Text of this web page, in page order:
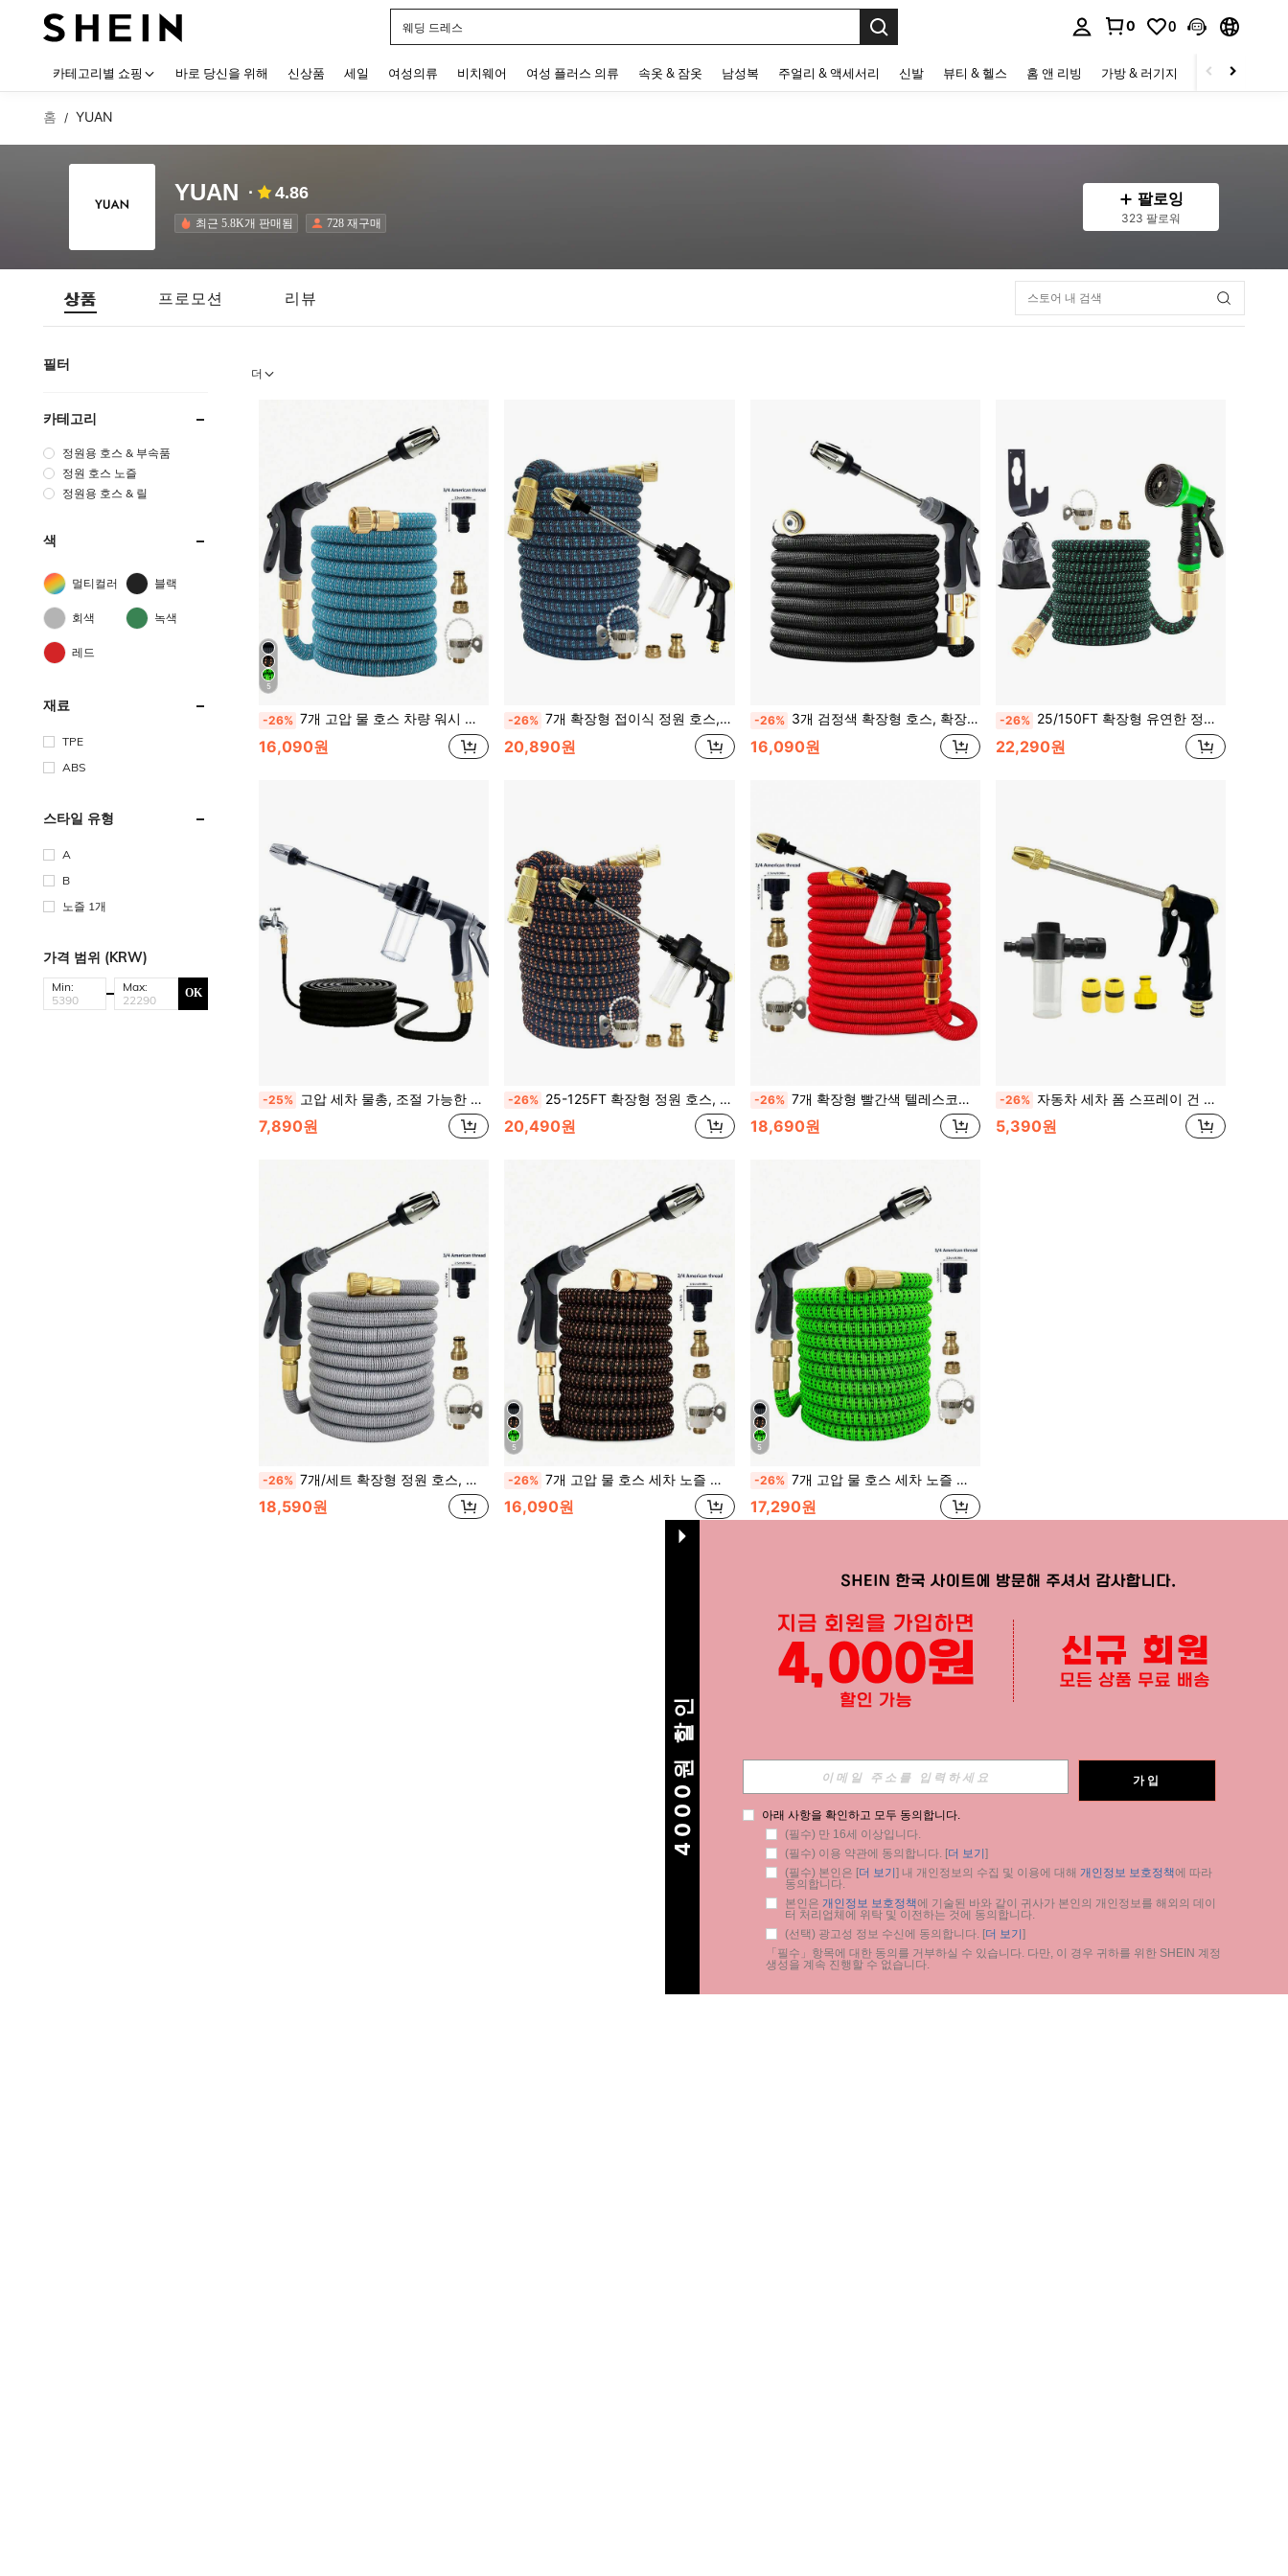
웨딩 드레스
0 0
카테고리별 쇼핑 바로 당신을 위해 신상품 세일 여성의류 비치웨어 여성 플러스 의류 속옷 & 잠옷 남성복 주얼리 & 액세서리 신발 뷰티 & 헬스 홈 앤 리빙 가방 & 러기지 스포츠 & 아웃
홈 / YUAN
YUAN 4.86
최근 5.8K개 판매됨 728 재구매
팔로잉
323 팔로워
상품 프로모션 리뷰
필터
카테고리
정원용 호스 & 부속품
정원 호스 노즐
정원용 호스 & 릴
색
멀티컬러 블랙
회색 녹색
레드
재료
TPE
ABS
스타일 유형
A
B
노즐 1개
가격 범위 (KRW)
Min: Max: OK
더
5
-26% 7개 고압 물 호스 차량 워시 스프레이 노즐 정원 스프레이 세트, 유럽 및 미국 공용
16,090원
-26% 7개 확장형 접이식 정원 호스, 고압 폼 세차 건, 다기능 물 분무 건, 정원 물주기 부드러운 호스
20,890원
-26% 3개 검정색 확장형 호스, 확장형 장거리 스프레이 건, 3/4" 미국식 나사 커넥터, 잔디 물주기, 파티오 청소용 다목적 물 호스
16,090원
-26% 25/150FT 확장형 유연한 정원 호스 7기능 황동 커넥터 1/2" 및 3/4" 스프레이 노즐, 자동차 세차, 정원, 잔디, 반려동물 목욕에 적합
22,290원
-25% 고압 세차 물총, 조절 가능한 강화 스프레이 봉과 구리 도금 헤드가 있는 다기능 정원 호스 노즐, 퀵 커넥트 어댑터 3/4" 및 1/2", 청소 및 관개에 적합
7,890원
-26% 25-125FT 확장형 정원 호스, 폼 워터 건, 금속 커넥터 포함, 정원 물주기 및 세차용
20,490원
-26% 7개 확장형 빨간색 텔레스코픽 호스 폼 팟 긴 노즐 고압 자동차 세척기, 가정용 자동차 세척 및 관수 용품
18,690원
-26% 자동차 세차 폼 스프레이 건 키트, 금속 롱 로드 고압 워터 스프레이어, 3/4" 및 1/2" 퀵 커넥트 어댑터, 차량 세척 및 관수 용품에 적합
5,390원
-26% 7개/세트 확장형 정원 호스, 고압 세차 물총, 다중 모드, 정원 물주기 유연 호스, 유럽 및 미국에 적합
18,590원
5
-26% 7개 고압 물 호스 세차 노즐 정원 분무기 세트, 유럽 및 미국용 범용
16,090원
5
-26% 7개 고압 물 호스 세차 노즐 정원 분무기 세트, 유럽 및 미국용 범용
17,290원
4000원 할인 가입
아래 사항을 확인하고 모두 동의합니다.
(필수) 만 16세 이상입니다.
(필수) 이용 약관에 동의합니다. [더 보기 ]
(필수) 본인은 [더 보기 ] 내 개인정보의 수집 및 이용에 대해 개인정보 보호정책에 따라
동의합니다.
본인은 개인정보 보호정책에 기술된 바와 같이 귀사가 본인의 개인정보를 해외의 데이
터 처리업체에 위탁 및 이전하는 것에 동의합니다.
(선택) 광고성 정보 수신에 동의합니다. [더 보기 ]
「필수」항목에 대한 동의를 거부하실 수 있습니다. 다만, 이 경우 귀하를 위한 SHEIN 계정
생성을 계속 진행할 수 없습니다.